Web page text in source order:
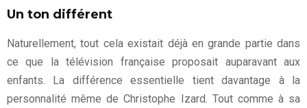
Un ton différent
Naturellement, tout cela existait déjà en grande partie dans
ce que la télévision française proposait auparavant aux
enfants. La différence essentielle tient davantage à la
personnalité même de Christophe Izard. Tout comme à sa